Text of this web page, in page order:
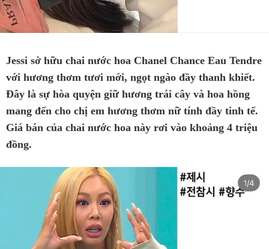
Jessi sở hữu chai nước hoa Chanel Chance Eau Tendre
với hương thơm tươi mới, ngọt ngào đầy thanh khiết.
Đây là sự hòa quyện giữ hương trái cây và hoa hồng
mang đến cho chị em hương thơm nữ tính đầy tinh tế.
Giá bán của chai nước hoa này rơi vào khoảng 4 triệu
đồng.